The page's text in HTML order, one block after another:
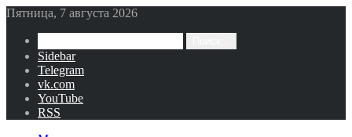
Пятница, 7 августа 2026
Sidebar
Telegram
vk.com
YouTube
RSS